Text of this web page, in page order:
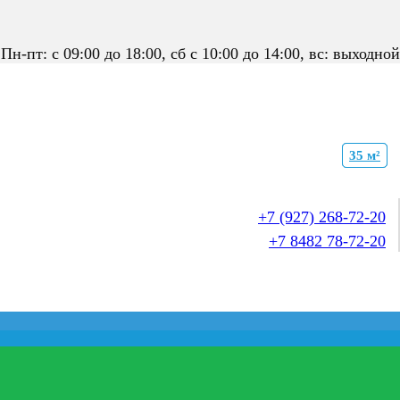
Пн-пт: с 09:00 до 18:00, сб с 10:00 до 14:00, вс: выходной
+7 (927) 268-72-20
+7 8482 78-72-20
27 м²
21 м²
35 м²
35 м²